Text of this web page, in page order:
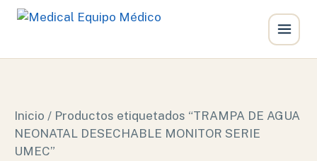
Inicio / Productos etiquetados “TRAMPA DE AGUA
NEONATAL DESECHABLE MONITOR SERIE
UMEC”